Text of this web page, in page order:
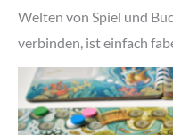
Welten von Spiel und
verbinden, ist einfach